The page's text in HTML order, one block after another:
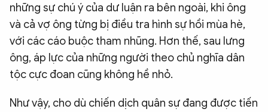
những sự chú ý của dư luận ra bên ngoài, khi ông
và cả vợ ông từng bị điều tra hình sự hồi mùa hè,
với các cáo buộc tham nhũng. Hơn thế, sau lưng
ông, áp lực của những người theo chủ nghĩa dân
tộc cực đoan cũng không hề nhỏ.
Như vậy, cho dù chiến dịch quân sự đang được tiến